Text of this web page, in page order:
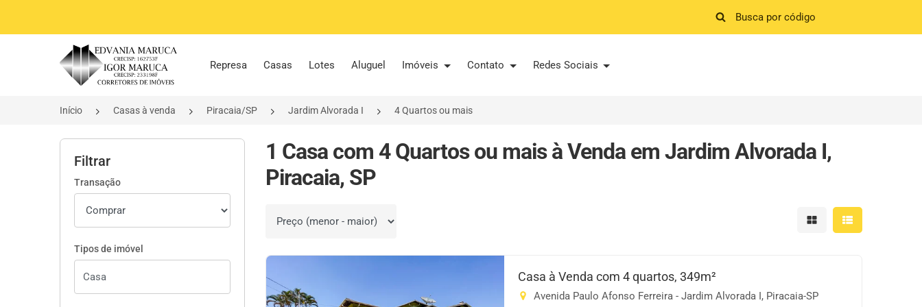
Página inicial
Represa Casas Lotes Aluguel Imóveis Contato Redes Sociais
Início Casas à venda Piracaia/SP Jardim Alvorada I 4 Quartos ou mais
Filtrar
Transação
Tipos de imóvel
1 Casa com 4 Quartos ou mais à Venda em Jardim Alvorada I,
Piracaia, SP
Ordenar por Mostrar resultados em
Mostrar
Casa à Venda com 4 quartos, 349m²
Avenida Paulo Afonso Ferreira - Jardim Alvorada I, Piracaia-SP